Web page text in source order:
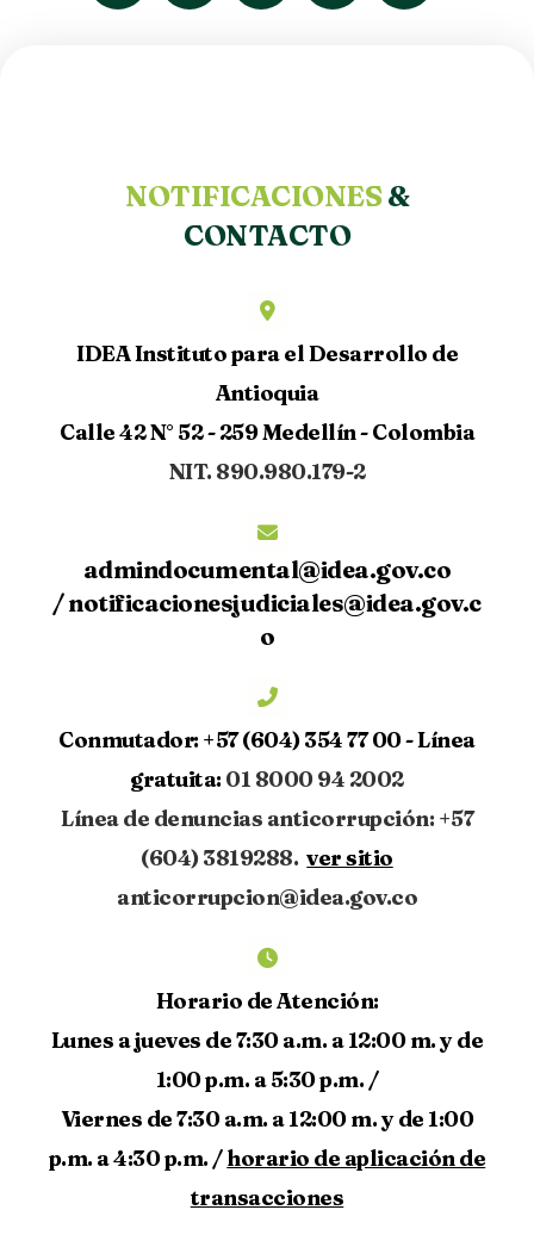
NOTIFICACIONES &
CONTACTO
IDEA Instituto para el Desarrollo de
Antioquia
Calle 42 N° 52 - 259 Medellín - Colombia
NIT. 890.980.179-2
admindocumental@idea.gov.co
/notificacionesjudiciales@idea.gov.c
o
Conmutador: +57 (604) 354 77 00 -Línea
gratuita: 01 8000 94 2002
Línea de denuncias anticorrupción: +57
(604) 3819288.ver sitio
anticorrupcion@idea.gov.co
Horario de Atención:
Lunes a jueves de 7:30 a.m. a 12:00 m. y de
1:00 p.m. a 5:30 p.m. /
Viernes de 7:30 a.m. a 12:00 m. y de 1:00
p.m. a 4:30 p.m. /horario de aplicación de
transacciones